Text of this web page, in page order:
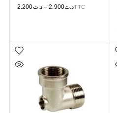
د.ت2.200 – د.ت2.900 TTC